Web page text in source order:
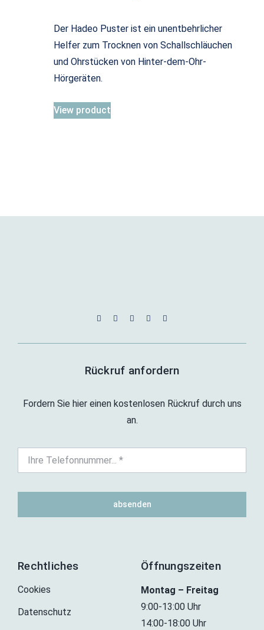
Der Hadeo Puster ist ein unentbehrlicher
Helfer zum Trocknen von Schallschläuchen
und Ohrstücken von Hinter-dem-Ohr-
Hörgeräten.
View product
Rückruf anfordern
Fordern Sie hier einen kostenlosen Rückruf durch uns
an.
absenden
Rechtliches
Cookies
Datenschutz
Öffnungszeiten
Montag – Freitag
9:00-13:00 Uhr
14:00-18:00 Uhr